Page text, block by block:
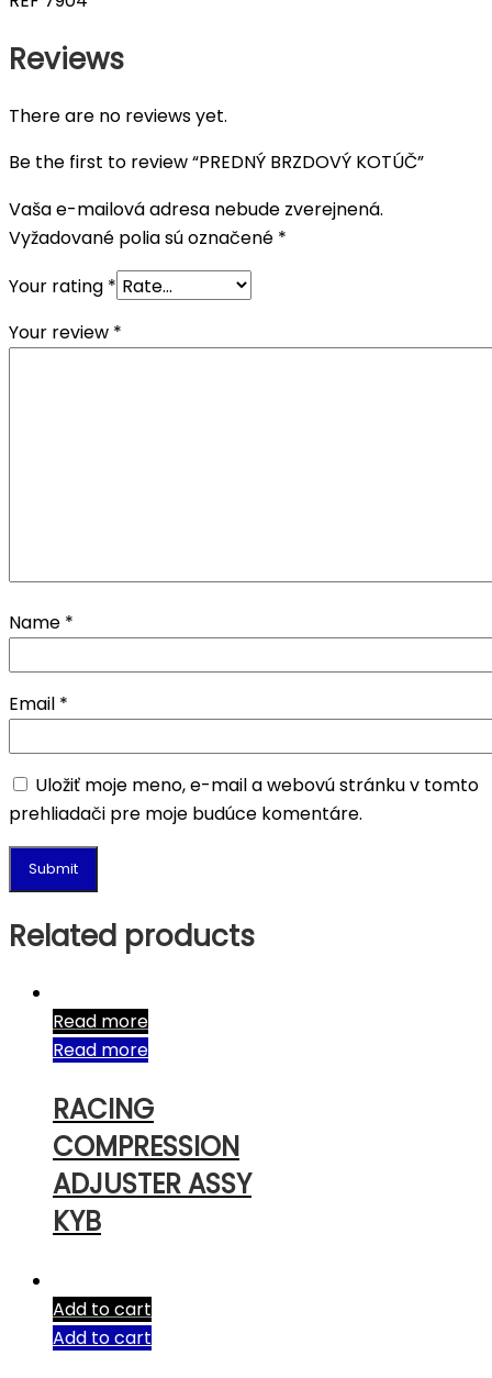
Reviews
There are no reviews yet.
Be the first to review “PREDNÝ BRZDOVÝ KOTÚČ”
Vaša e-mailová adresa nebude zverejnená.
Vyžadované polia sú označené *
Your rating *
Your review *
Name *
Email *
Uložiť moje meno, e-mail a webovú stránku v tomto
prehliadači pre moje budúce komentáre.
Related products
Read more
Read more
RACING
COMPRESSION
ADJUSTER ASSY
KYB
Add to cart
Add to cart